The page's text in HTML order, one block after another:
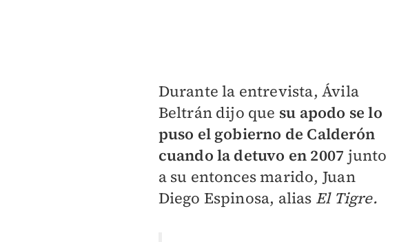
Durante la entrevista, Ávila
Beltrán dijo que su apodo se lo
puso el gobierno de Calderón
cuando la detuvo en 2007 junto
a su entonces marido, Juan
Diego Espinosa, alias El Tigre.